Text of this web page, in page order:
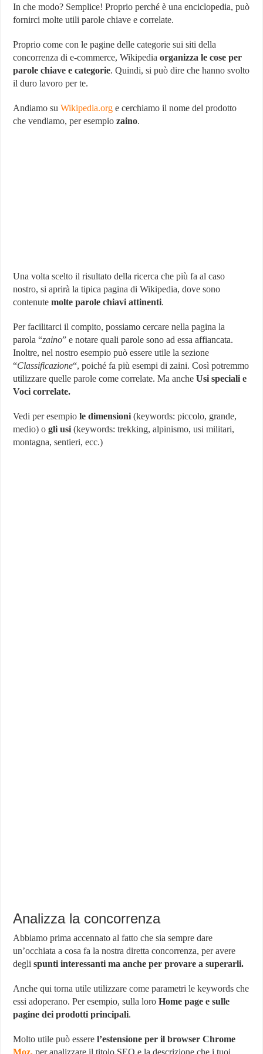
In che modo? Semplice! Proprio perché è una enciclopedia, può
fornirci molte utili parole chiave e correlate.
Proprio come con le pagine delle categorie sui siti della
concorrenza di e-commerce, Wikipedia organizza le cose per
parole chiave e categorie. Quindi, si può dire che hanno svolto
il duro lavoro per te.
Andiamo suWikipedia.org e cerchiamo il nome del prodotto
che vendiamo, per esempiozaino.
Una volta scelto il risultato della ricerca che più fa al caso
nostro, si aprirà la tipica pagina di Wikipedia, dove sono
contenute molte parole chiavi attinenti.
Per facilitarci il compito, possiamo cercare nella pagina la
parola “zaino” e notare quali parole sono ad essa affiancata.
Inoltre, nel nostro esempio può essere utile la sezione
“Classificazione“, poiché fa più esempi di zaini. Così potremmo
utilizzare quelle parole come correlate. Ma ancheUsi speciali e
Voci correlate.
Vedi per esempiole dimensioni (keywords: piccolo, grande,
medio) ogli usi (keywords: trekking, alpinismo, usi militari,
montagna, sentieri, ecc.)
Analizza la concorrenza
Abbiamo prima accennato al fatto che sia sempre dare
un’occhiata a cosa fa la nostra diretta concorrenza, per avere
degli spunti interessanti ma anche per provare a superarli.
Anche qui torna utile utilizzare come parametri le keywords che
essi adoperano. Per esempio, sulla loro Home page e sulle
pagine dei prodotti principali.
Molto utile può esserel’estensione per il browser Chrome
Moz, per analizzare il titolo SEO e la descrizione che i tuoi